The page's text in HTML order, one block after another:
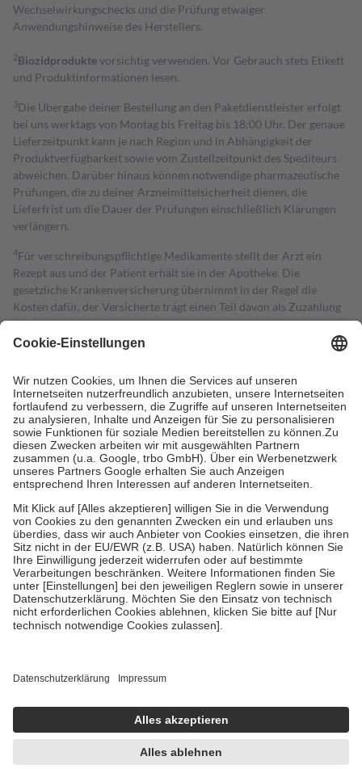
Wechselwirkungschecks und die Prüfung etwaiger
Anwendungshinweise des Herstellers.
2Biozidproduktevorsichtig verwenden. Vor Gebrauch stets Etikett
und Produktinformationen lesen.
3Die Übergabe deiner Bestellung an den Paketdienstleister erfolgt
bei uns werktags von Montag bis Freitag bis 18:00 Uhr. Der genaue
Lieferzeitpunkt kann je nach Region und in Abhängigkeit der
Produktverfügbarkeit sowie vom Zustellzeitpunkt des Spediteurs
abweichen. Darüber hinaus können notwendige pharmazeutische
Prüfungen, die zu deiner Arzneimittelsicherheit dienen, die
Lieferfrist um die Dauer der Prüfungen einschließlich Klärungen
verlängern.
4Für verschreibungspflichtige Medikamente stellt der Arzt ein
Rezept aus und der Patient erhält sie in der Apotheke. Die
gesetzliche Krankenversicherung übernimmt in der Regel die
Kosten dafür, der Versicherte trägt einen Teil davon als Zuzahlung
mit.
Grundsätzlich leisten Mitglieder Zuzahlungen in Höhe von zehn
höchstens zehn Euro.
Es sind jedoch nie mehr als die tatsächlichen
Kosten der Leistung zu entrichten.
Diese Regeln gelten grundsätzlich auch für Online-Apotheken.
Bei Heilmitteln und häuslicher Krankenpflege beträgt die
Zuzahlung zehn Prozent der Kosten sowie zehn Euro je
Verordnung.
Um das Engagement der Versicherten für ihre eigene Gesundheit zu
stärken und die besondere Stellung der Familie zu unterstützen,
fallenkeine Zuzahlungenan bei:
• Kindern und Jugendlichen bis zum vollendeten 18. Lebensjahr
mit Ausnahme der Fahrkosten
• Untersuchungen zur Vorsorge und Früherkennung, die von der
GKV getragen werden
• empfohlenen Schutzimpfungen
• Harn- und Blutteststreifen
getroffen, um sicherzustellen, dass es sich um echte Bewertungen
https://help.etrusted.com/hc/de/articles/4419944605341
Einige Bilder und Inhalte wurden unter Zuhilfenahme künstlicher